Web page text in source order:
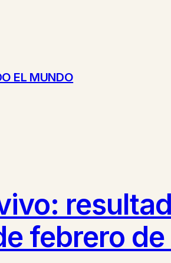
EL MUNDO
febrero